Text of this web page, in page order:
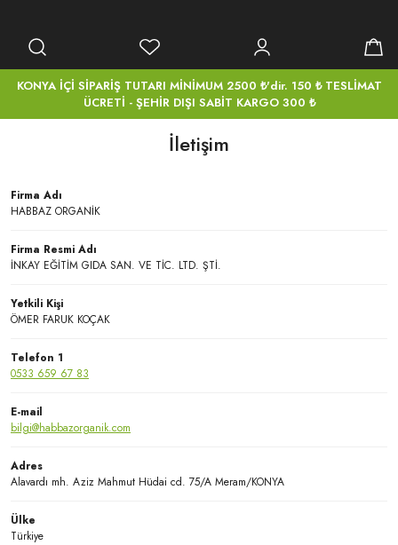
KONYA İÇİ SİPARİŞ TUTARI MİNİMUM 2500 ₺'dir. 150 ₺ TESLİMAT
ÜCRETİ - ŞEHİR DIŞI SABİT KARGO 300 ₺
İletişim
Firma Adı
HABBAZ ORGANİK
Firma Resmi Adı
İNKAY EĞİTİM GIDA SAN. VE TİC. LTD. ŞTİ.
Yetkili Kişi
ÖMER FARUK KOÇAK
Telefon 1
0533 659 67 83
E-mail
bilgi@habbazorganik.com
Adres
Alavardı mh. Aziz Mahmut Hüdai cd. 75/A Meram/KONYA
Ülke
Türkiye